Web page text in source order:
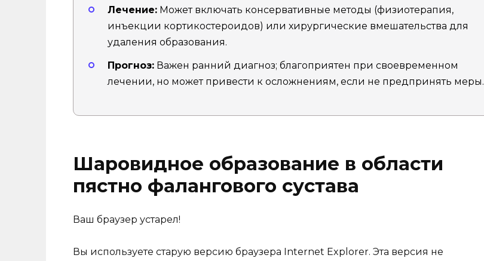
Лечение: Может включать консервативные методы (физиотерапия,
инъекции кортикостероидов) или хирургические вмешательства для
удаления образования.
Прогноз: Важен ранний диагноз; благоприятен при своевременном
лечении, но может привести к осложнениям, если не предпринять меры.
Шаровидное образование в области
пястно фалангового сустава
Ваш браузер устарел!
Вы используете старую версию браузера Internet Explorer. Эта версия не